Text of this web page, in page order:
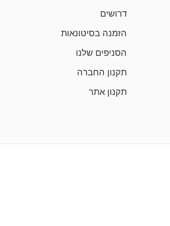
דרושים
הזמנה בסיטונאות
הסניפים שלנו
תקנון החברה
תקנון אתר